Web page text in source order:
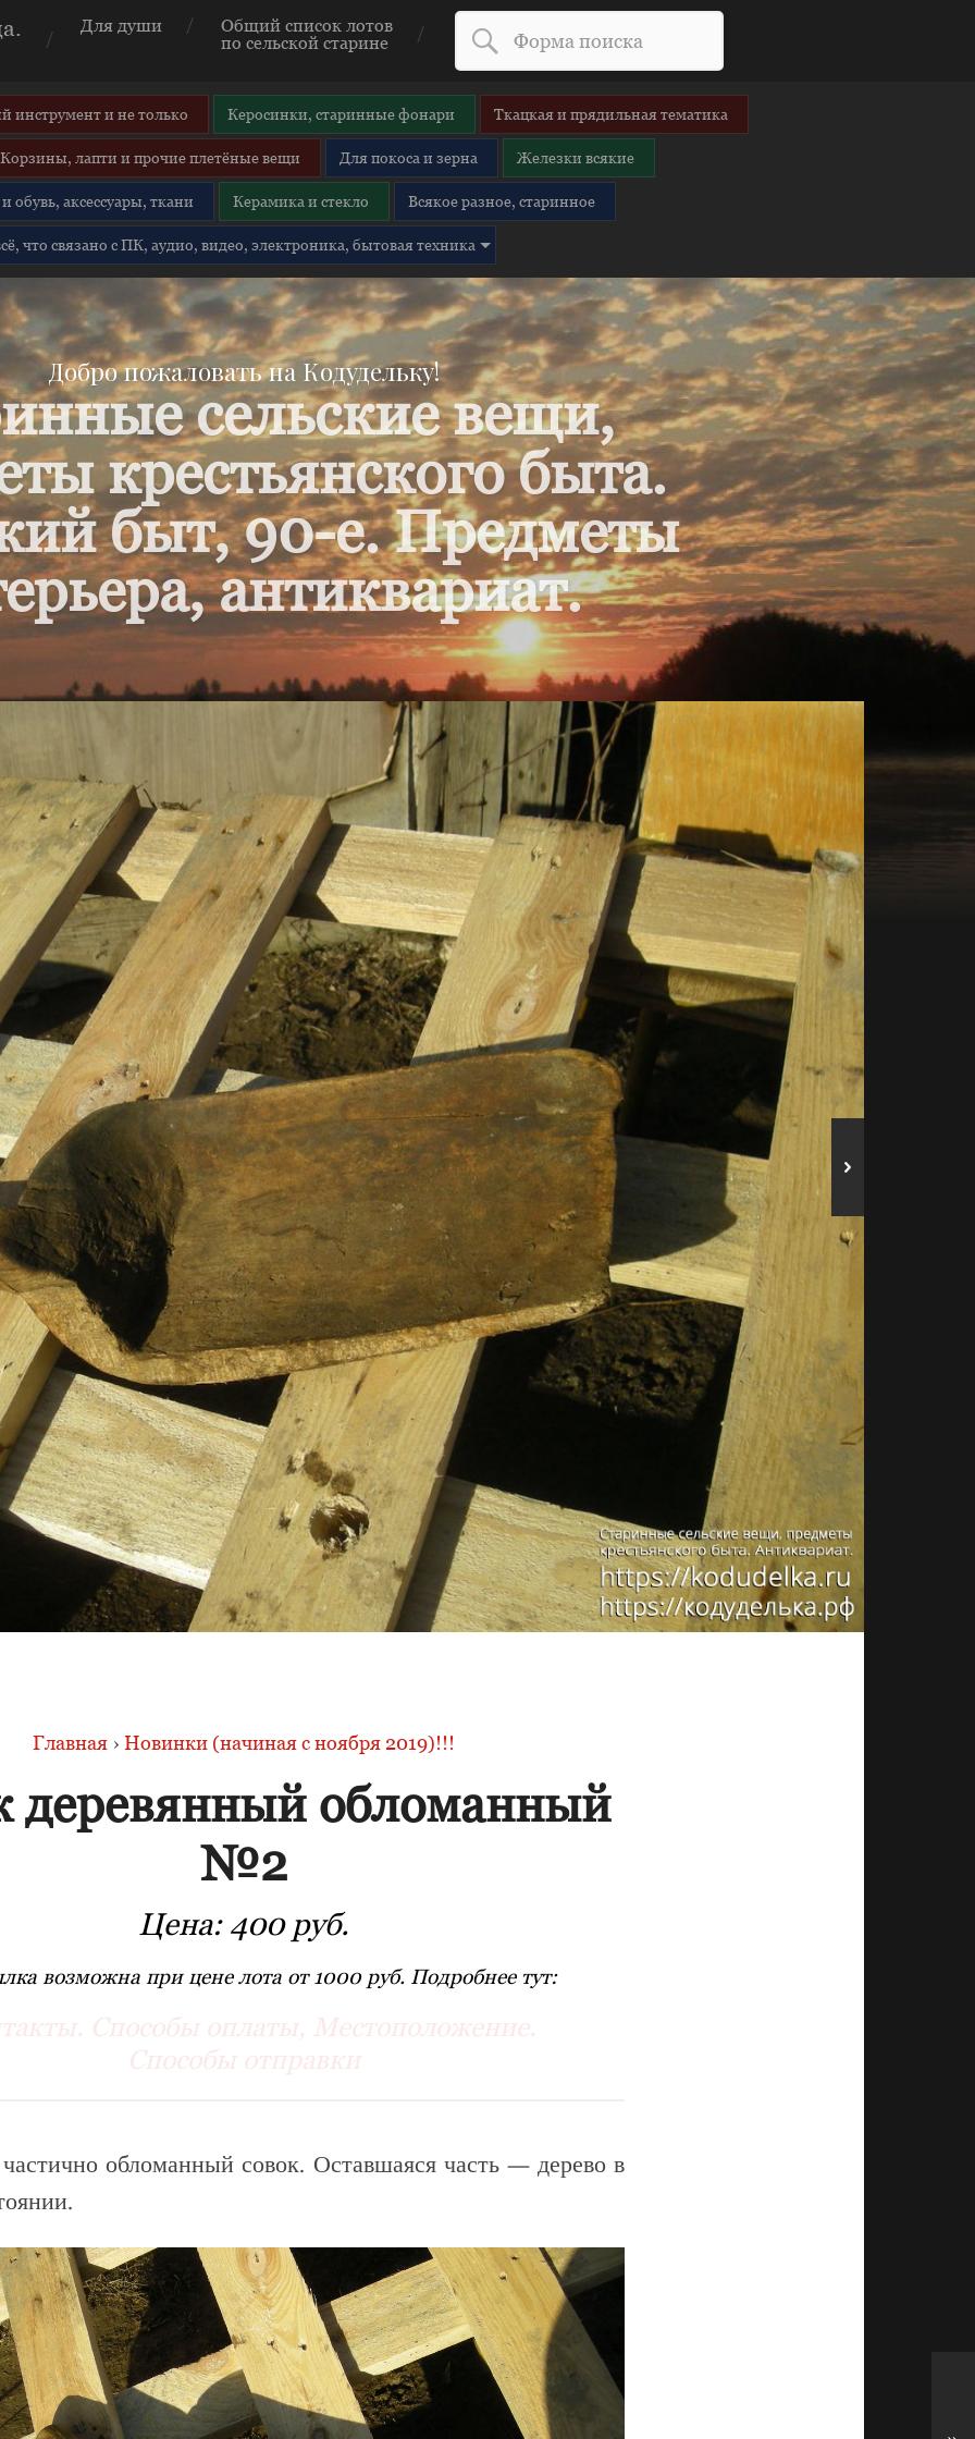
Для души
Общий список лотов
по сельской старине
инструмент и не только Керосинки, старинные фонари Ткацкая и прядильная тематика
Корзины, лапти и прочие плетёные вещи Для покоса и зерна Железки всякие
обувь, аксессуары, ткани Керамика и стекло Всякое разное, старинное
что связано с ПК, аудио, видео, электроника, бытовая техника
Добро пожаловать на Кодудельку!
сельские вещи,
крестьянского быта.
быт, 90-е. Предметы
антиквариат.
Главная › Новинки (начиная с ноября 2019)!!!
деревянный обломанный
№2
Цена: 400 руб.
возможна при цене лота от 1000 руб. Подробнее тут:
обломанный совок. Оставшаяся часть — дерево в